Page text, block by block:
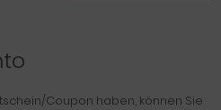
Coupon haben, können Sie